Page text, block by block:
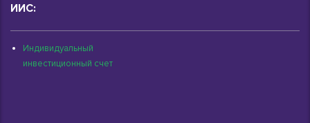
ИИС:
Индивидуальный
инвестиционный счет